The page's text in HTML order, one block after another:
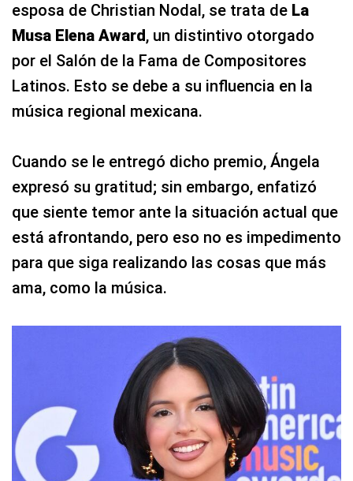
esposa de Christian Nodal, se trata de La
Musa Elena Award, un distintivo otorgado
por el Salón de la Fama de Compositores
Latinos. Esto se debe a su influencia en la
música regional mexicana.
Cuando se le entregó dicho premio, Ángela
expresó su gratitud; sin embargo, enfatizó
que siente temor ante la situación actual que
está afrontando, pero eso no es impedimento
para que siga realizando las cosas que más
ama, como la música.